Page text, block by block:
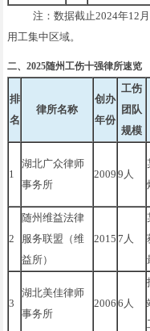
注：数据截止2024年12
用工集中区域。
二、2025随州工伤十强律所速览
排
名
律所名称
创办
年份
工伤
团队
规模
1
湖北广众律师
事务所
2009 9人
2
随州维益法律
服务联盟（维
益所）
2015 7人
3
湖北美佳律师
事务所
2006 6人